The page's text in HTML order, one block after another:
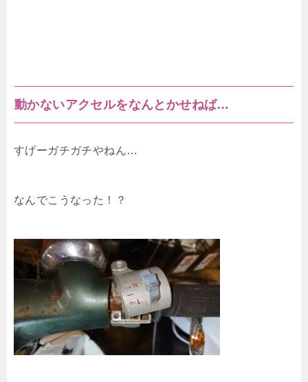
動かないアクセルをなんとかせねば…
すげーガチガチやねん…
なんでこうなった！？